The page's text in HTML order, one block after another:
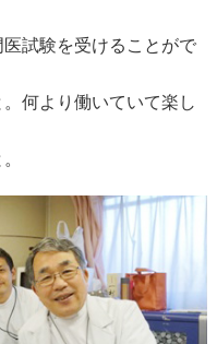
試験を受けることがで
何より働いていて楽し